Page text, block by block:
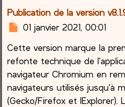
Publication de la version
M
s
s
a
g
e
01 janvier 2021, 00:01
Cette version marque la
refonte technique de
navigateur Chromium en
navigateurs utilisés jusqu'à
(Gecko/Firefox et IExplorer).